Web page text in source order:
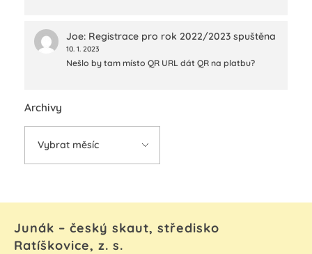
Joe: Registrace pro rok 2022/2023 spuštěna
10. 1. 2023
Nešlo by tam místo QR URL dát QR na platbu?
Archivy
Junák – český skaut, středisko
Ratíškovice, z. s.